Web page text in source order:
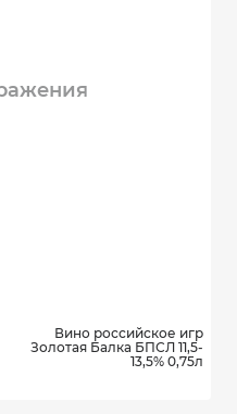
Вино российское игр
Золотая Балка БПСЛ 11,5-
13,5% 0,75л